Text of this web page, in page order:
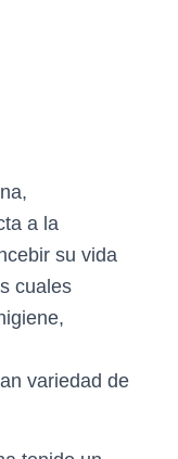
a la
su vida
cuales
variedad de